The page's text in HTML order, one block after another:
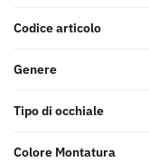
Codice articolo
Genere
Tipo di occhiale
Colore Montatura